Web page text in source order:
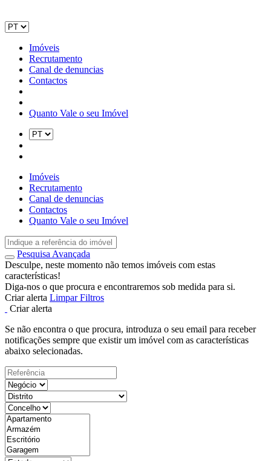
Imóveis
Recrutamento
Canal de denuncias
Contactos
Quanto Vale o seu Imóvel
Imóveis
Recrutamento
Canal de denuncias
Contactos
Quanto Vale o seu Imóvel
Pesquisa Avançada
Desculpe, neste momento não temos imóveis com estas
características!
Diga-nos o que procura e encontraremos sob medida para si.
Criar alerta Limpar Filtros
Criar alerta
Se não encontra o que procura, introduza o seu email para receber
notificações sempre que existir um imóvel com as características
abaixo selecionadas.